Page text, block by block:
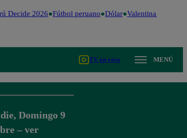
Decide 2026 Fútbol peruano Dólar Valentina Valiente
TV en vivo MENÚ
Domingo 9
– ver